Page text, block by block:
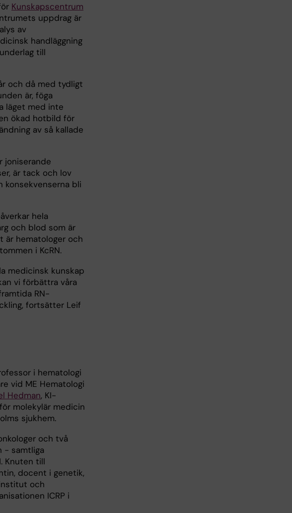
Kunskapscentrum
uppdrag är
av
handläggning
till
och då med tydligt
är, föga
läget med inte
ökad hotbild för
av så kallade
joniserande
är tack och lov
konsekvenserna bli
hela
och blod som är
är hematologer och
i KcRN.
medicinsk kunskap
vi förbättra våra
RN-
fortsätter Leif
i hematologi
vid ME Hematologi
Hedman, KI-
molekylär medicin
sjukhem.
och två
- samtliga
Knuten till
docent i genetik,
och
ICRP i